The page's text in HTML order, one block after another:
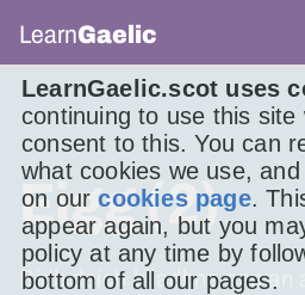
LearnGaelic.scot uses
continuing to use this site
consent to this. You can
what cookies we use,
on ourcookies page.
appear again, but you
policy at any time by
bottom of all our pages.
LearnGaelic
Eigg (2)
Bidh deich bliadhna ann an